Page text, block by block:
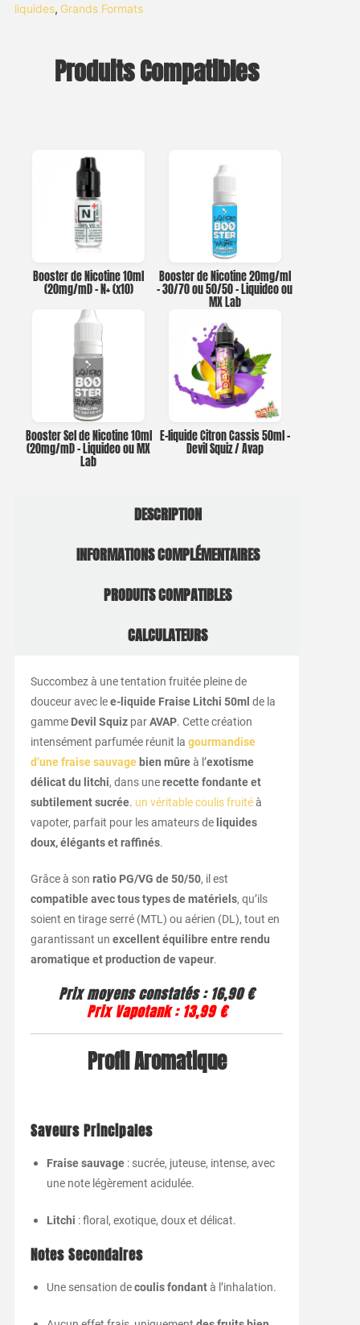
liquides, Grands Formats
Produits Compatibles
Booster de Nicotine 10ml
(20mg/ml) – N+ (x10)
Booster de Nicotine 20mg/ml
– 30/70 ou 50/50 – Liquideo ou
MX Lab
Booster Sel de Nicotine 10ml
(20mg/ml) – Liquideo ou MX
Lab
E-liquide Citron Cassis 50ml –
Devil Squiz / Avap
DESCRIPTION
INFORMATIONS COMPLÉMENTAIRES
PRODUITS COMPATIBLES
CALCULATEURS
Succombez à une tentation fruitée pleine de
douceur avec lee-liquide Fraise Litchi 50ml de la
gamme Devil SquizparAVAP. Cette création
intensément parfumée réunit la gourmandise
d’une fraise sauvagebien mûreà l’exotisme
délicat du litchi, dans unerecette fondante et
subtilement sucrée. un véritable coulis fruitéà
vapoter, parfait pour les amateurs de liquides
doux, élégants et raffinés.
Grâce à son ratio PG/VG de 50/50, il est
compatible avec tous types de matériels, qu’ils
soient en tirage serré (MTL) ou aérien (DL), tout en
garantissant un excellent équilibre entre rendu
aromatique et production de vapeur.
Prix moyens constatés: 16,90 €
Prix Vapotank: 13,99 €
Profil Aromatique
Saveurs Principales
Fraise sauvage: sucrée, juteuse, intense, avec
une note légèrement acidulée.
Litchi : floral, exotique, doux et délicat.
Notes Secondaires
Une sensation decoulis fondantà l’inhalation.